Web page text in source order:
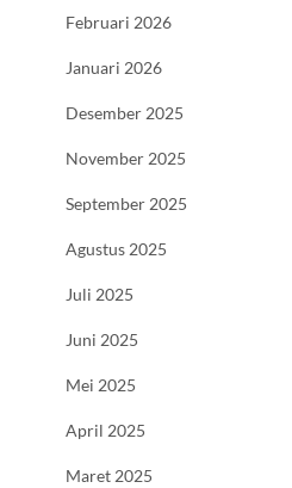
Februari 2026
Januari 2026
Desember 2025
November 2025
September 2025
Agustus 2025
Juli 2025
Juni 2025
Mei 2025
April 2025
Maret 2025